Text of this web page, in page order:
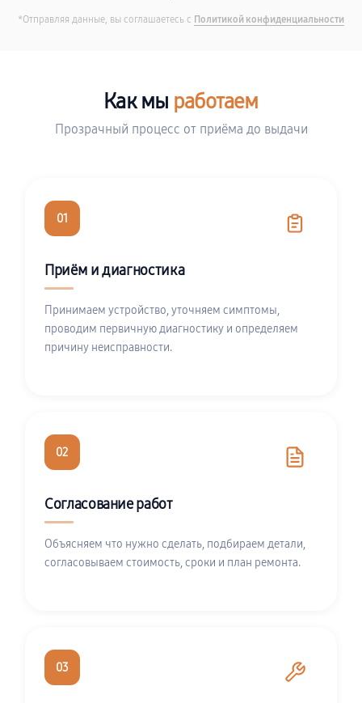
*Отправляя данные, вы соглашаетесь с Политикой конфиденциальности
Как мы работаем
Прозрачный процесс от приёма до выдачи
01
Приём и диагностика
Принимаем устройство, уточняем симптомы,
проводим первичную диагностику и определяем
причину неисправности.
02
Согласование работ
Объясняем что нужно сделать, подбираем детали,
согласовываем стоимость, сроки и план ремонта.
03